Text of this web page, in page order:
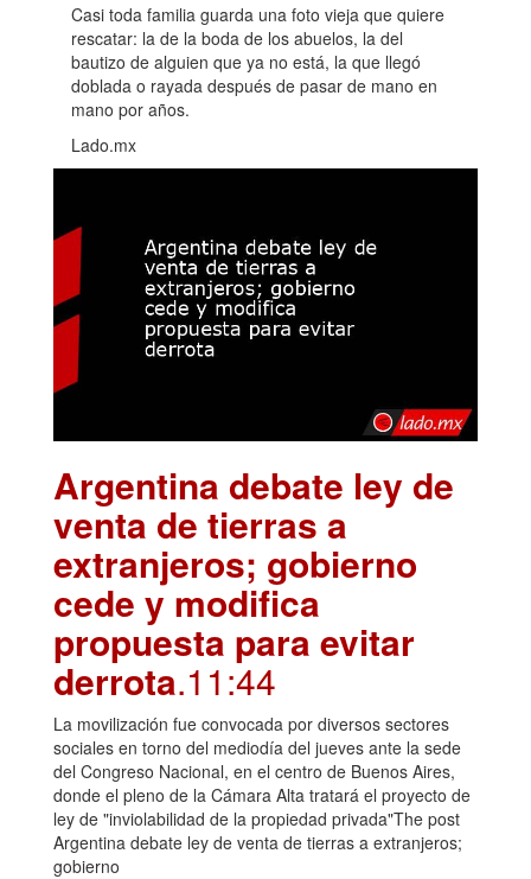
Casi toda familia guarda una foto vieja que quiere
rescatar: la de la boda de los abuelos, la del
bautizo de alguien que ya no está, la que llegó
doblada o rayada después de pasar de mano en
mano por años.
Lado.mx
Argentina debate ley de
venta de tierras a
extranjeros; gobierno
cede y modifica
propuesta para evitar
derrota.11:44
La movilización fue convocada por diversos sectores
sociales en torno del mediodía del jueves ante la sede
del Congreso Nacional, en el centro de Buenos Aires,
donde el pleno de la Cámara Alta tratará el proyecto de
ley de "inviolabilidad de la propiedad privada"The post
Argentina debate ley de venta de tierras a extranjeros;
gobierno